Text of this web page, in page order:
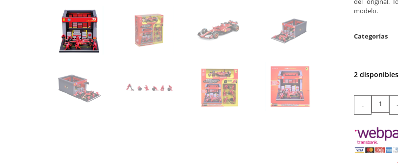
modelo.
Categorías
2 disponibles
-